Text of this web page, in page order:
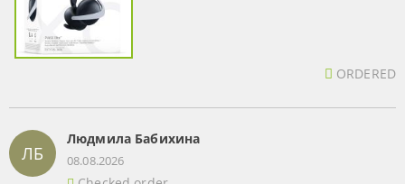
ORDERED
ЛБ
Людмила Бабихина
08.08.2026